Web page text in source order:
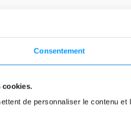
Consentement
cookies.
de personnaliser le contenu